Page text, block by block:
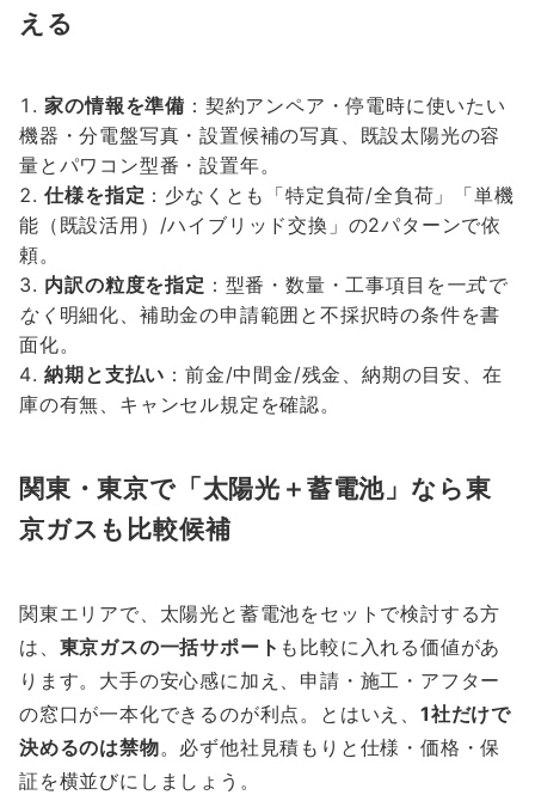
える
家の情報を準備 ：契約アンペア・停電時に使いたい
機器・分電盤写真・設置候補の写真、既設太陽光の容
量とパワコン型番・設置年。
仕様を指定 ：少なくとも「特定負荷/全負荷」「単機
能（既設活用）/ハイブリッド交換」の2パターンで依
頼。
内訳の粒度を指定 ：型番・数量・工事項目を一式で
なく 明細化、補助金の申請範囲と不採択時の条件を書
面化。
納期と支払い ：前金/中間金/残金、納期の目安、在
庫の有無、キャンセル規定を確認。
関東・東京で「太陽光＋蓄電池」なら東
京ガスも比較候補
関東エリアで、太陽光と蓄電池をセットで検討する方
は、 東京ガスの一括サポート も比較に入れる価値があ
ります。大手の安心感に加え、申請・施工・アフター
の窓口が一本化できるのが利点。とはいえ、 1社だけで
決めるのは禁物。必ず他社見積もりと仕様・価格・保
証を横並びにしましょう。